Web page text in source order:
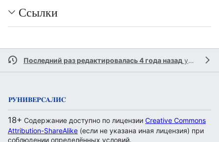
Ссылки
Последний раз редактировалась 4 года назад участником
18+ Содержание доступно по лицензии Creative Commons
Attribution-ShareAlike (если не указана иная лицензия) при
соблюдении определённых условий.